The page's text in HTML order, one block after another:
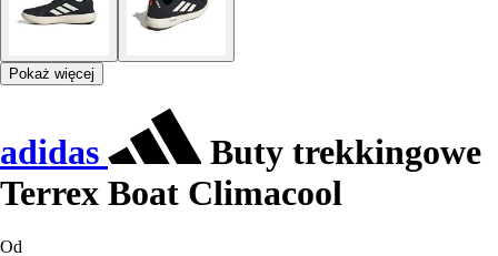
Pokaż więcej
adidas
Buty trekkingowe
Terrex Boat Climacool
Od